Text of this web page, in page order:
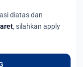
diatas dan
, silahkan apply